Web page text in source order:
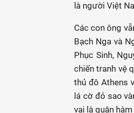
là người Việt
Các con ông
Bạch Nga và
Phục Sinh,
chiến tranh vệ
thủ đô Athens
lá cờ đỏ sao
vai là quân